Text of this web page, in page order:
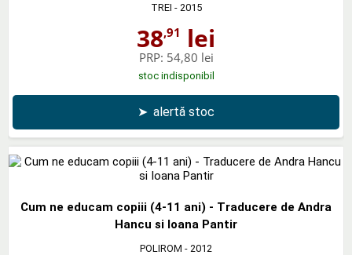
TREI - 2015
38,91 lei
PRP: 54,80 lei
stoc indisponibil
➤ alertă stoc
Cum ne educam copiii (4-11 ani) - Traducere de Andra
Hancu si Ioana Pantir
POLIROM - 2012